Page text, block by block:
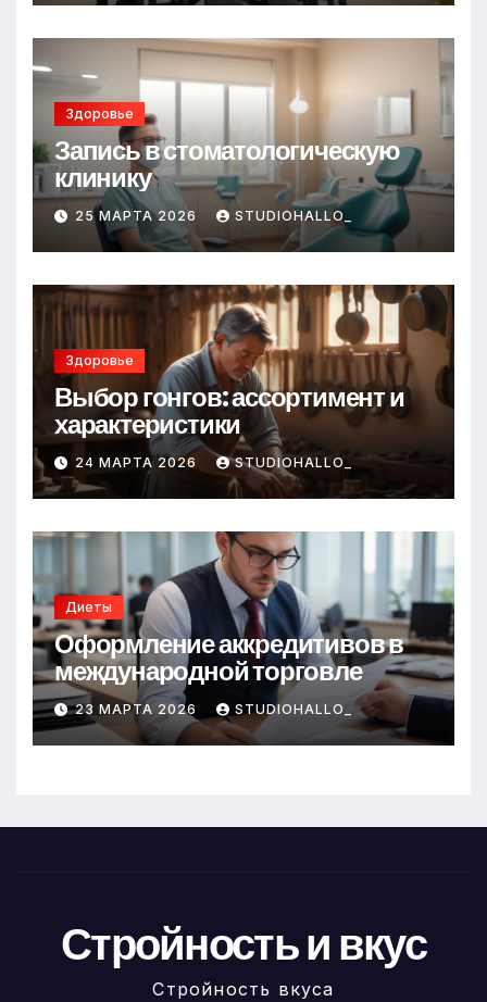
Здоровье
Запись в стоматологическую
клинику
25 МАРТА 2026 STUDIOHALLO_
Здоровье
Выбор гонгов: ассортимент и
характеристики
24 МАРТА 2026 STUDIOHALLO_
Диеты
Оформление аккредитивов в
международной торговле
23 МАРТА 2026 STUDIOHALLO_
Стройность и вкус
Стройность вкуса